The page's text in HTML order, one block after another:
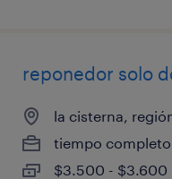
reponedor solo
la cisterna,
tiempo completo
$3.500 - $3.600